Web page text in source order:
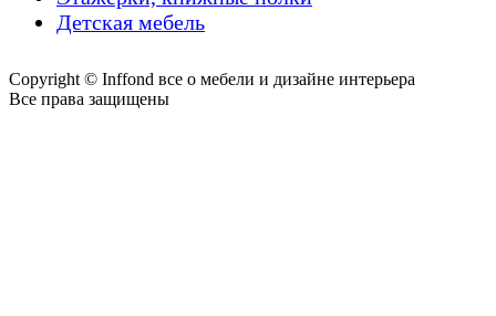
Детская мебель
Copyright © Inffond все о мебели и дизайне интерьера
Все права защищены